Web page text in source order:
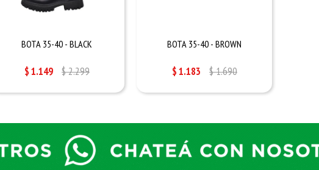
BOTA 35-40 - BLACK
$1.149 $2.299
BOTA 35-40 - BROWN
$1.183 $1.690